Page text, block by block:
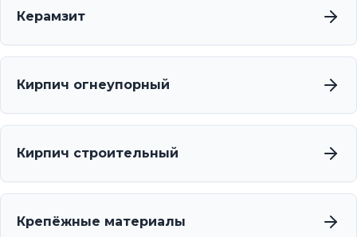
Керамзит
Кирпич огнеупорный
Кирпич строительный
Крепёжные материалы